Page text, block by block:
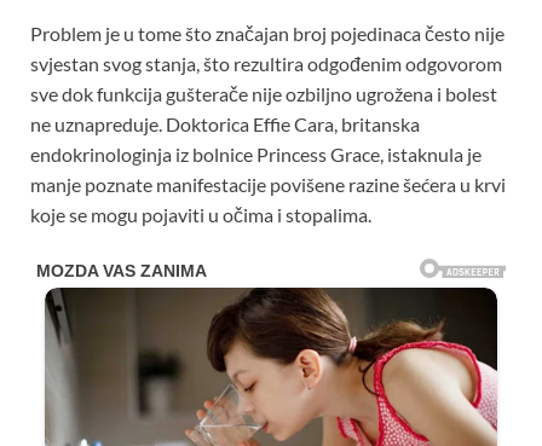
Problem je u tome što značajan broj pojedinaca često nije
svjestan svog stanja, što rezultira odgođenim odgovorom
sve dok funkcija gušterače nije ozbiljno ugrožena i bolest
ne uznapreduje. Doktorica Effie Cara, britanska
endokrinologinja iz bolnice Princess Grace, istaknula je
manje poznate manifestacije povišene razine šećera u krvi
koje se mogu pojaviti u očima i stopalima.